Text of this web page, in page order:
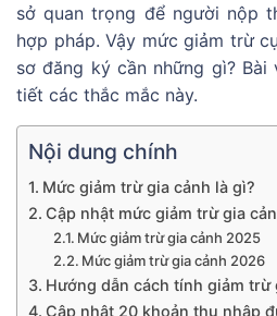
sở quan trọng để người nộp
hợp pháp. Vậy mức giảm trừ
sơ đăng ký cần những gì?
tiết các thắc mắc này.
Nội dung chính
Mức giảm trừ gia cảnh là gì?
Cập nhật mức giảm trừ gia
Mức giảm trừ gia cảnh 2025
Mức giảm trừ gia cảnh 2026
Hướng dẫn cách tính giảm trừ
Cập nhật 20 khoản thu nhập